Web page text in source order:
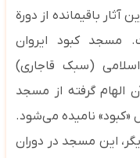
باقیمانده از دورة
مسجد کبود ایروان
(سبک قاجاری)
گرفته از مسجد
نامیده می‌شود.
این مسجد در دوران